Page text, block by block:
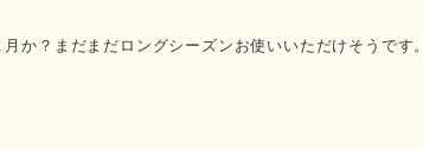
月か？まだまだロングシーズンお使いいただけそうです。